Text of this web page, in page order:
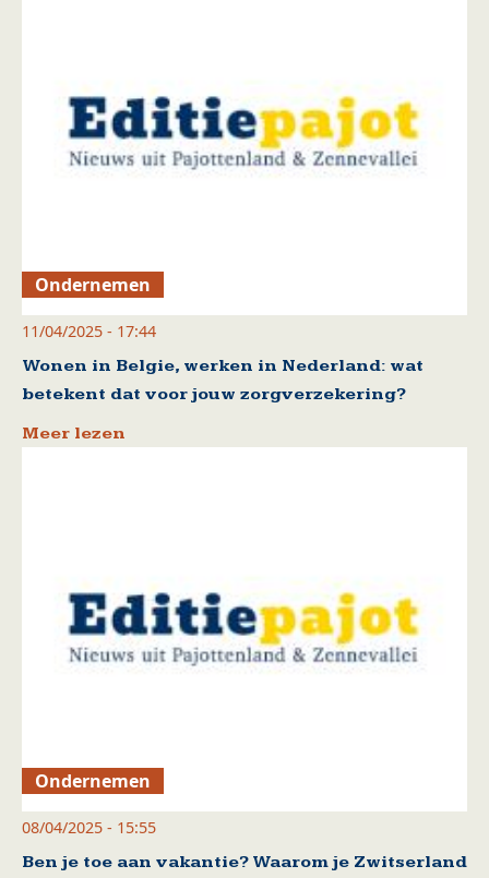
Ondernemen
11/04/2025 - 17:44
Wonen in Belgie, werken in Nederland: wat
betekent dat voor jouw zorgverzekering?
Meer lezen
Ondernemen
08/04/2025 - 15:55
Ben je toe aan vakantie? Waarom je Zwitserland